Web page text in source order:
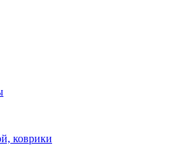
коврики